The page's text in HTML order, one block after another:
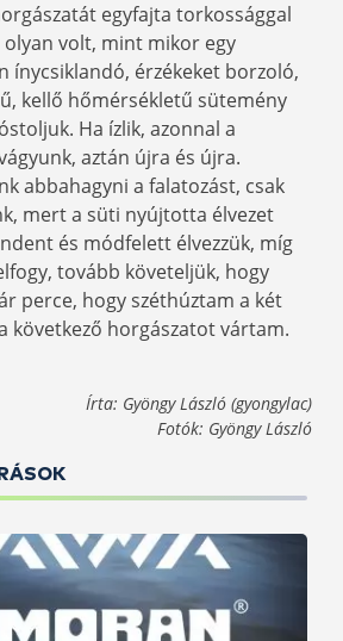
egyfajta torkossággal
volt, mint mikor egy
ínycsiklandó, érzékeket borzoló,
kellő hőmérsékletű sütemény
Ha ízlik, azonnal a
aztán újra és újra.
abbahagyni a falatozást, csak
mert a süti nyújtotta élvezet
és módfelett élvezzük, míg
tovább követeljük, hogy
perce, hogy széthúztam a két
következő horgászatot vártam.
Írta: Gyöngy László (gyongylac)
Fotók: Gyöngy László